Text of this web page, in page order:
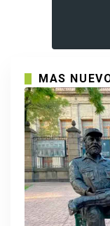
MAS